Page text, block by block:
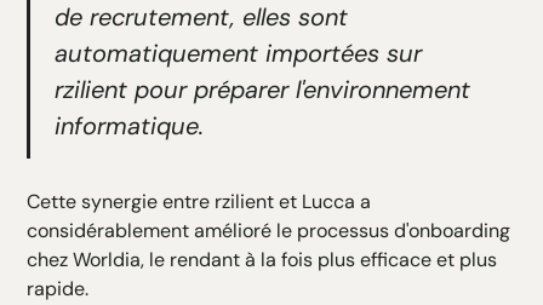
de recrutement, elles sont
automatiquement importées sur
rzilient pour préparer l'environnement
informatique.
Cette synergie entre rzilient et Lucca a
considérablement amélioré le processus d'onboarding
chez Worldia, le rendant à la fois plus efficace et plus
rapide.